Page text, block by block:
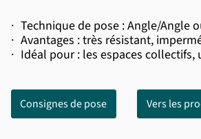
· Technique de pose : Angle/Angle
· Avantages : très résistant,
· Idéal pour : les espaces
Consignes de pose Vers les